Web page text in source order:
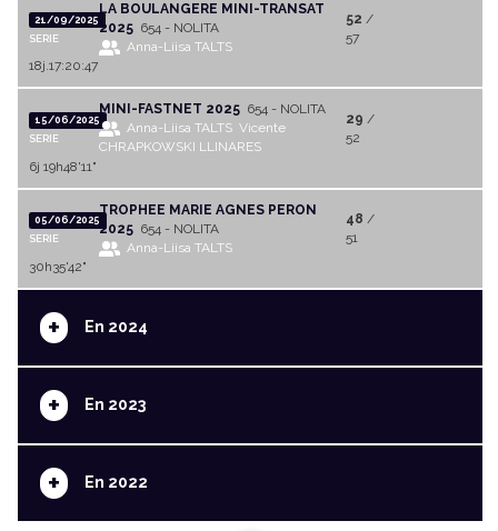
21/09/2025
SERIE
LA BOULANGERE MINI-TRANSAT
2025 654 - NOLITA
Anna-Liisa TALTS
52 /
57
18j.17:20:47
15/06/2025
SERIE
MINI-FASTNET 2025 654 - NOLITA
Anna-Liisa TALTS Vicente
CHRAPKOWSKI LLINARES
29 /
52
6j 19h48'11"
05/06/2025
SERIE
TROPHEE MARIE AGNES PERON
2025 654 - NOLITA
Anna-Liisa TALTS
48 /
51
30h35'42"
+ En 2024
+ En 2023
+ En 2022